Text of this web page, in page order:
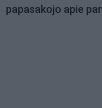
papasakojo apie